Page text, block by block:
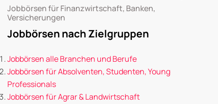
Jobbörsen für Finanzwirtschaft, Banken,
Versicherungen
Jobbörsen nach Zielgruppen
Jobbörsen alle Branchen und Berufe
Jobbörsen für Absolventen, Studenten, Young
Professionals
Jobbörsen für Agrar & Landwirtschaft